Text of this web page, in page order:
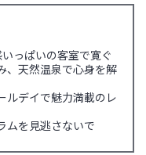
っぱいの客室で寛ぐ
、天然温泉で心身を解
ルデイで魅力満載のレ
ムを見逃さないで